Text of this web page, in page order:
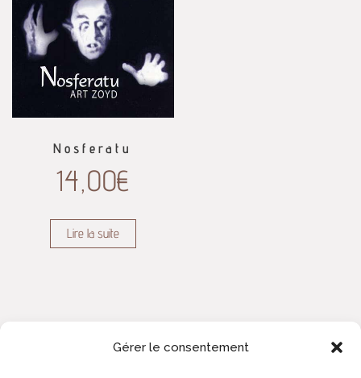
Gérer le consentement
Nosferatu
14,00€
Lire la suite